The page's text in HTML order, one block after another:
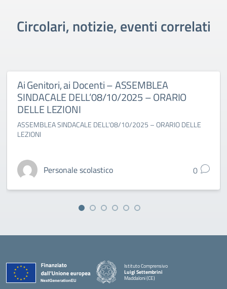
Circolari, notizie, eventi correlati
Ai Genitori, ai Docenti – ASSEMBLEA
SINDACALE DELL’08/10/2025 – ORARIO
DELLE LEZIONI
ASSEMBLEA SINDACALE DELL'08/10/2025 – ORARIO DELLE
LEZIONI
Personale scolastico 0
Istituto Comprensivo
Luigi Settembrini
Maddaloni (CE)